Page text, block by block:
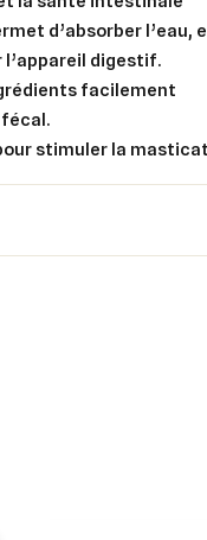
d’absorber l’eau,
l’appareil digestif.
facilement
stimuler la
Créer une
Annuler